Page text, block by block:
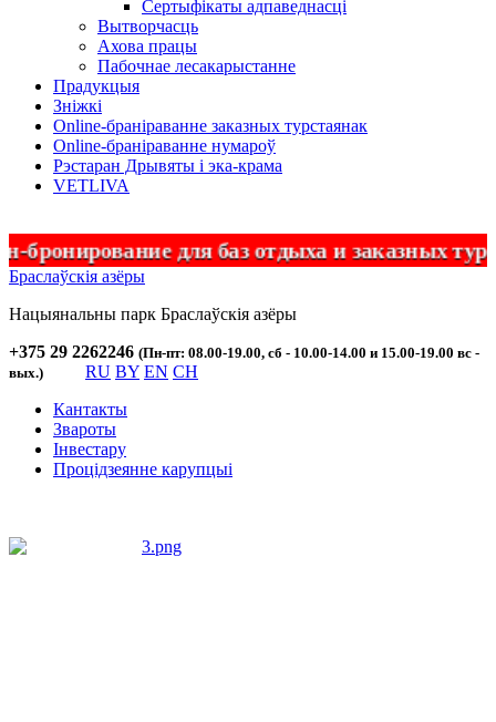
Сертыфікаты адпаведнасці
Вытворчасць
Ахова працы
Пабочнае лесакарыстанне
Прадукцыя
Зніжкі
Оnline-бранiраванне заказных турстаянак
Оnline-бранiраванне нумароў
Рэстаран Дрывяты і эка-крама
VETLIVA
для баз отдыха и заказных
Браслаўскія азёры
Нацыянальны парк Браслаўскія азёры
+375 29 2262246 (Пн-пт: 08.00-19.00, сб - 10.00-14.00 и 15.00-19.00 вс -
вых.)
RU BY EN CH
Кантакты
Звароты
Інвестару
Процідзеянне карупцыі